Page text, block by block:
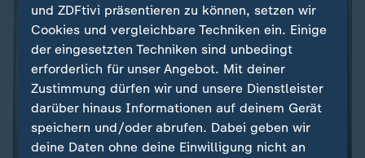
und ZDFtivi präsentieren zu können, setzen wir
Cookies und vergleichbare Techniken ein. Einige
der eingesetzten Techniken sind unbedingt
erforderlich für unser Angebot. Mit deiner
Zustimmung dürfen wir und unsere Dienstleister
darüber hinaus Informationen auf deinem Gerät
speichern und/oder abrufen. Dabei geben wir
deine Daten ohne deine Einwilligung nicht an